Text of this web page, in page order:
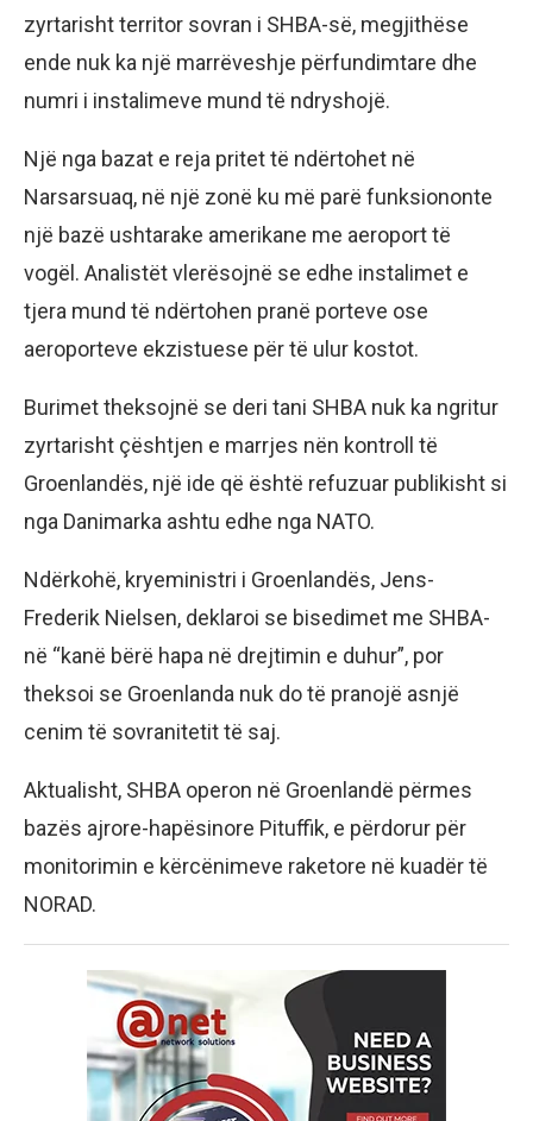
zyrtarisht territor sovran i SHBA-së, megjithëse
ende nuk ka një marrëveshje përfundimtare dhe
numri i instalimeve mund të ndryshojë.
Një nga bazat e reja pritet të ndërtohet në
Narsarsuaq, në një zonë ku më parë funksiononte
një bazë ushtarake amerikane me aeroport të
vogël. Analistët vlerësojnë se edhe instalimet e
tjera mund të ndërtohen pranë porteve ose
aeroporteve ekzistuese për të ulur kostot.
Burimet theksojnë se deri tani SHBA nuk ka ngritur
zyrtarisht çështjen e marrjes nën kontroll të
Groenlandës, një ide që është refuzuar publikisht si
nga Danimarka ashtu edhe nga NATO.
Ndërkohë, kryeministri i Groenlandës, Jens-
Frederik Nielsen, deklaroi se bisedimet me SHBA-
në “kanë bërë hapa në drejtimin e duhur”, por
theksoi se Groenlanda nuk do të pranojë asnjë
cenim të sovranitetit të saj.
Aktualisht, SHBA operon në Groenlandë përmes
bazës ajrore-hapësinore Pituffik, e përdorur për
monitorimin e kërcënimeve raketore në kuadër të
NORAD.